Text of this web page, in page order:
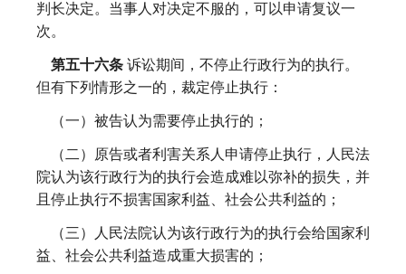
判长决定。当事人对决定不服的，可以申请复议一
次。
第五十六条 诉讼期间，不停止行政行为的执行。
但有下列情形之一的，裁定停止执行：
（一）被告认为需要停止执行的；
（二）原告或者利害关系人申请停止执行，人民法
院认为该行政行为的执行会造成难以弥补的损失，并
且停止执行不损害国家利益、社会公共利益的；
（三）人民法院认为该行政行为的执行会给国家利
益、社会公共利益造成重大损害的；